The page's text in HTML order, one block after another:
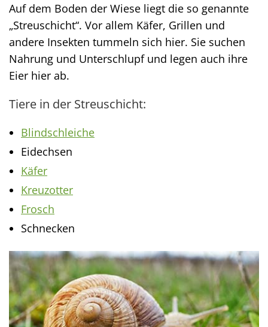
Auf dem Boden der Wiese liegt die so genannte
„Streuschicht“. Vor allem Käfer, Grillen und
andere Insekten tummeln sich hier. Sie suchen
Nahrung und Unterschlupf und legen auch ihre
Eier hier ab.
Tiere in der Streuschicht:
Blindschleiche
Eidechsen
Käfer
Kreuzotter
Frosch
Schnecken